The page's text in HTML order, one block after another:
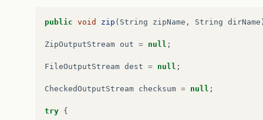
public void zip ( String zipName , String dirName
ZipOutputStream out = null ;
FileOutputStream dest = null ;
CheckedOutputStream checksum = null ;
try {